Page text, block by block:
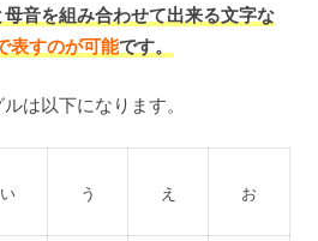
音を組み合わせて出来る文字な
表すのが可能です。
は以下になります。
い う え お